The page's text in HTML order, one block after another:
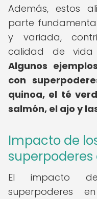
Además, estos
parte
y variada,
calidad de vida
Algunos
con
quinoa, el té
salmón, el ajo y
Impacto de
El impacto
superpoderes